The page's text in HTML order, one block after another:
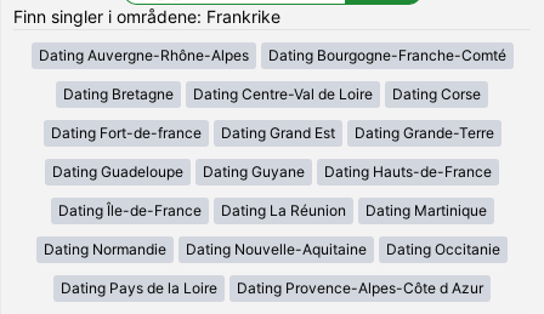
Finn singler i områdene: Frankrike
Dating Auvergne-Rhône-Alpes Dating Bourgogne-Franche-Comté
Dating Bretagne Dating Centre-Val de Loire Dating Corse
Dating Fort-de-france Dating Grand Est Dating Grande-Terre
Dating Guadeloupe Dating Guyane Dating Hauts-de-France
Dating Île-de-France Dating La Réunion Dating Martinique
Dating Normandie Dating Nouvelle-Aquitaine Dating Occitanie
Dating Pays de la Loire Dating Provence-Alpes-Côte d Azur